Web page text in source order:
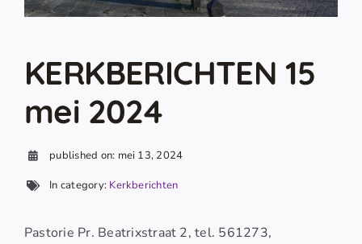
KERKBERICHTEN 15
mei 2024
published on: mei 13, 2024
In category: Kerkberichten
Pastorie Pr. Beatrixstraat 2, tel. 561273,